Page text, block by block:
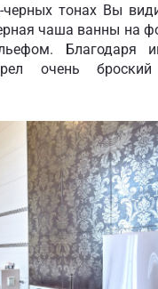
тонах Вы
чаша ванны на
Благодаря
очень